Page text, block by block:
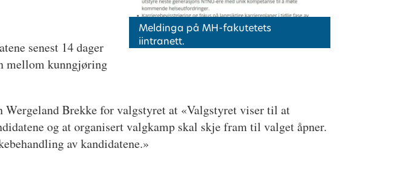
Meldinga på MH-fakutetets
iintranett.
senest 14 dager
mellom kunngjøring
Brekke for valgstyret at «Valgstyret viser til at
og at organisert valgkamp skal skje fram til valget åpner.
av kandidatene.»